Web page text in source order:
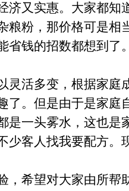
又实惠。大家都知
粮粉，那价格可是相
省钱的招数都想到了
活多变，根据家庭
了。但是由于是家庭
是一头雾水，这也是
少客人找我要配方。
希望对大家由所帮